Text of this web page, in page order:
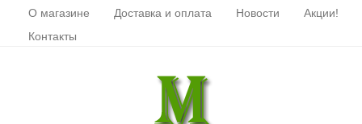
О магазине Доставка и оплата Новости
Акции!
Контакты